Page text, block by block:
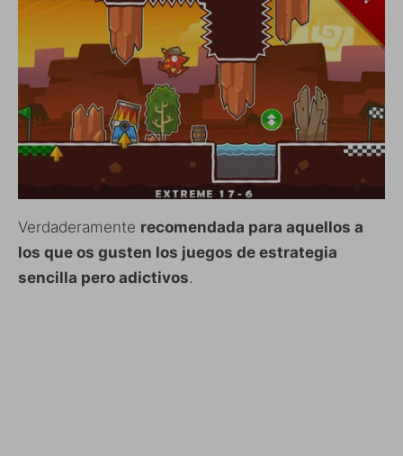
Verdaderamente recomendada para aquellos a
los que os gusten los juegos de estrategia
sencilla pero adictivos.